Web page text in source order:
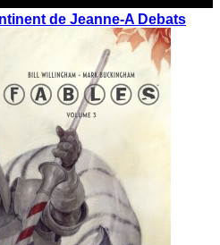
de Jeanne-A Debats